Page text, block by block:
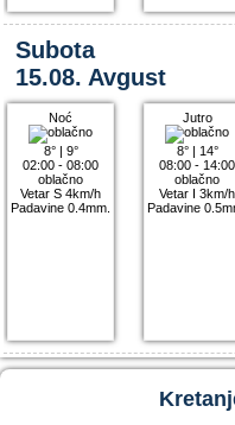
Subota
15.08. Avgust
Noć
8°| 9°
02:00 - 08:00
oblačno
Vetar S 4km/h
Padavine 0.4mm.
Jutro
8°| 14°
08:00 - 14:00
oblačno
Vetar I 3km/h
Padavine